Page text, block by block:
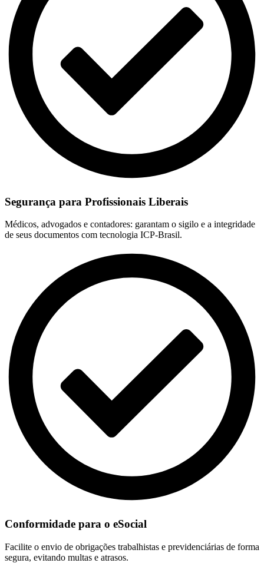
Segurança para Profissionais Liberais
Médicos, advogados e contadores: garantam o sigilo e a integridade
de seus documentos com tecnologia ICP-Brasil.
Conformidade para o eSocial
Facilite o envio de obrigações trabalhistas e previdenciárias de forma
segura, evitando multas e atrasos.